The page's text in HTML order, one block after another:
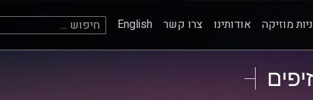
מוזיקה אודותינו צרו קשר English חיפוש:
זיפים